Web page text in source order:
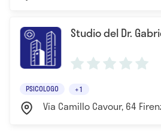
Studio del Dr.
PSICOLOGO +1
Via Camillo Cavour, 64